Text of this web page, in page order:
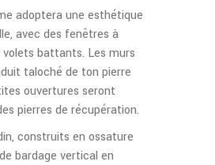
adoptera une esthétique
avec des fenêtres à
battants. Les murs
taloché de ton pierre
ouvertures seront
pierres de récupération.
construits en ossature
bardage vertical en